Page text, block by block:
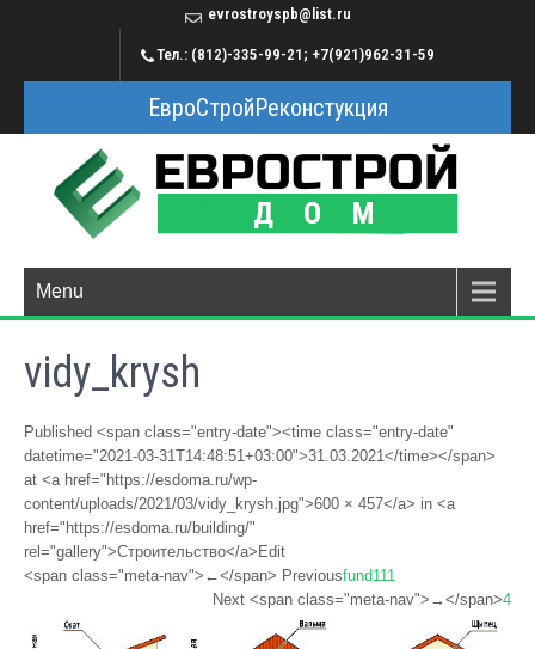
evrostroyspb@list.ru
Тел.: (812)-335-99-21; +7(921)962-31-59
ЕвроСтройРеконстукция
Menu
vidy_krysh
Published <span class="entry-date"><time class="entry-date"
datetime="2021-03-31T14:48:51+03:00">31.03.2021</time></span>
at <a href="https://esdoma.ru/wp-
content/uploads/2021/03/vidy_krysh.jpg">600 × 457</a> in <a
href="https://esdoma.ru/building/"
rel="gallery">Строительство</a>Edit
<span class="meta-nav">←</span> Previousfund111
Next <span class="meta-nav">→</span>4